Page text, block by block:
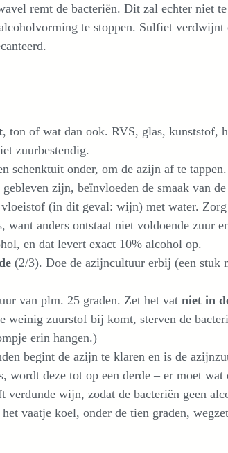
remt de bacteriën. Dit zal echter niet
te stoppen. Sulfiet
, ton of wat dan ook. RVS, glas, kunststof,
zuurbestendig.
schenktuit onder, om de azijn af te
zijn, beïnvloeden de smaak van
(in dit geval: wijn) met water. Zorg
want anders ontstaat niet voldoende zuur
en dat levert exact 10% alcohol op.
(2/3). Doe de azijncultuur erbij (een stuk
van plm. 25 graden. Zet het vat niet in
weinig zuurstof bij komt, sterven de
erin hangen.)
begint de azijn te klaren en is de
deze tot op een derde – er moet
wijn, zodat de bacteriën geen
vaatje koel, onder de tien graden,